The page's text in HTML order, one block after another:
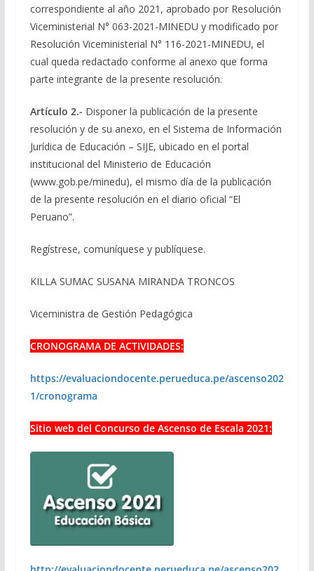
correspondiente al año 2021, aprobado por Resolución
Viceministerial N° 063-2021-MINEDU y modificado por
Resolución Viceministerial N° 116-2021-MINEDU, el
cual queda redactado conforme al anexo que forma
parte integrante de la presente resolución.
Artículo 2.- Disponer la publicación de la presente
resolución y de su anexo, en el Sistema de Información
Jurídica de Educación – SIJE, ubicado en el portal
institucional del Ministerio de Educación
(www.gob.pe/minedu), el mismo día de la publicación
de la presente resolución en el diario oficial “El
Peruano”.
Regístrese, comuníquese y publíquese.
KILLA SUMAC SUSANA MIRANDA TRONCOS
Viceministra de Gestión Pedagógica
CRONOGRAMA DE ACTIVIDADES:
https://evaluaciondocente.perueduca.pe/ascenso202
1/cronograma
Sitio web del Concurso de Ascenso de Escala 2021: